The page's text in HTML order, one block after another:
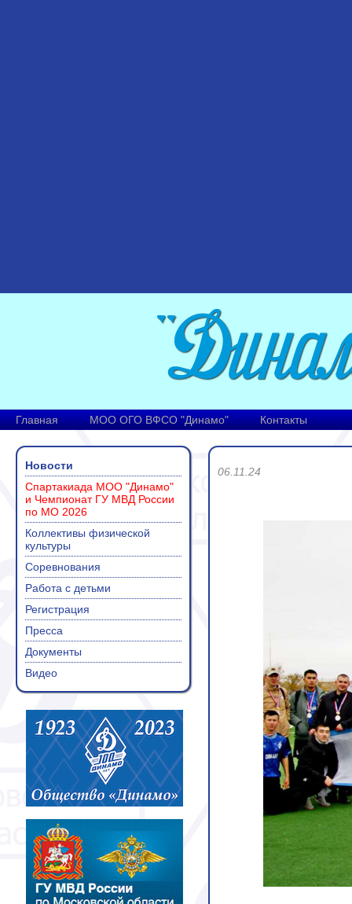
Главная МОО ОГО ВФСО "Динамо" Контакты
Новости
Спартакиада МОО "Динамо"
и Чемпионат ГУ МВД России
по МО 2026
Коллективы физической
культуры
Соревнования
Работа с детьми
Регистрация
Пресса
Документы
Видео
06.11.24